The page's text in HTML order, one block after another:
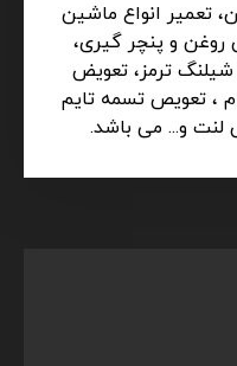
تعمیر انواع ماشین
روغن و پنچر گیری،
ترمز، تعویض
، تعویص تسمه تایم
لنت و... می باشد.